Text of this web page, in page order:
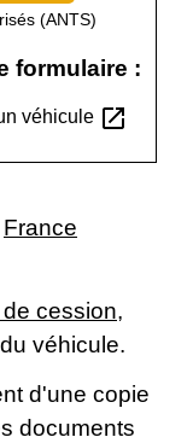
(ANTS)
formulaire :
véhicule open_in_new
France
cession,
véhicule.
d'une copie
documents